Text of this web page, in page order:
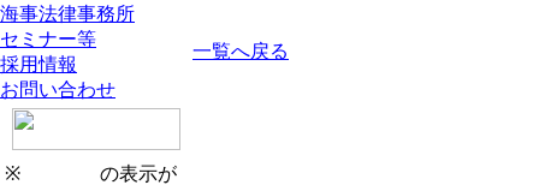
海事法律事務所
セミナー等
採用情報
お問い合わせ
※
の表示が
一覧へ戻る